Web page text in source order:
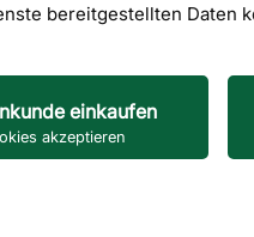
bereitgestellten Daten
einkaufen
akzeptieren